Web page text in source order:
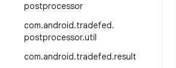
postprocessor
com.android.tradefed.
postprocessor.util
com.android.tradefed.result